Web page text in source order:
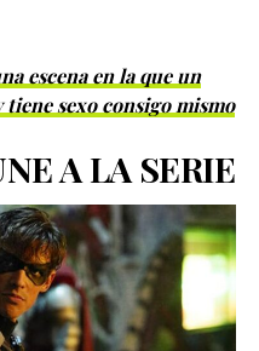
escena en la que un
sexo consigo mismo
A LA SERIE